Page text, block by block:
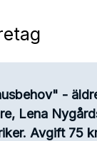
-
Lena
Avgift 75